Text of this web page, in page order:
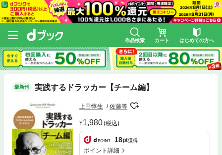
作品検索 カート はじめての方へ
最新刊 実践するドラッカー【チーム編】
上田惇生 佐藤等
1,980(税込)
18pt獲得
ポイント詳細